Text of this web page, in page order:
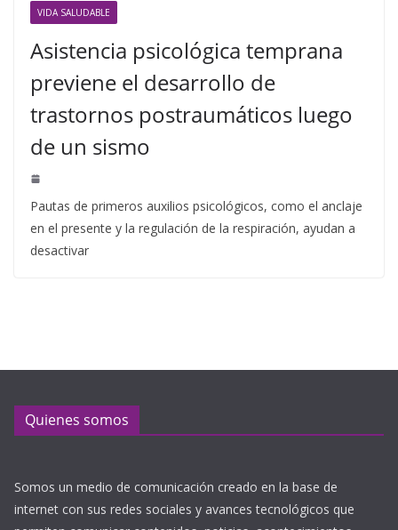
VIDA SALUDABLE
Asistencia psicológica temprana
previene el desarrollo de
trastornos postraumáticos luego
de un sismo
Pautas de primeros auxilios psicológicos, como el anclaje
en el presente y la regulación de la respiración, ayudan a
desactivar
Quienes somos
Somos un medio de comunicación creado en la base de
internet con sus redes sociales y avances tecnológicos que